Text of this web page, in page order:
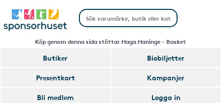
Köp genom denna sida stöttar Haga Haninge - Basket
Butiker
Biobiljetter
Presentkort
Kampanjer
Bli medlem
Logga in